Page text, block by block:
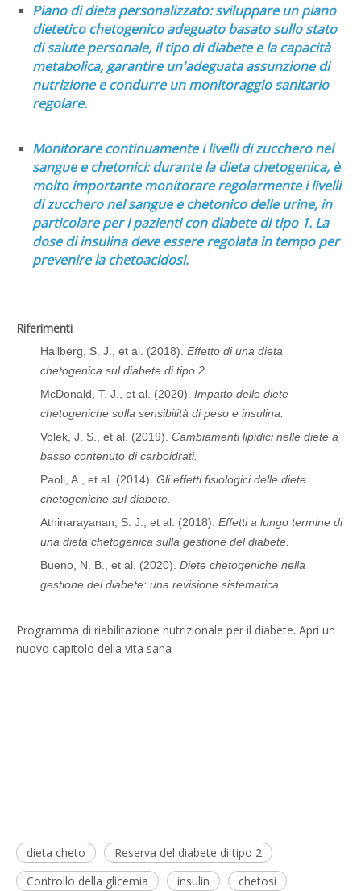
Piano di dieta personalizzato: sviluppare un piano
dietetico chetogenico adeguato basato sullo stato
di salute personale, il tipo di diabete e la capacità
metabolica, garantire un'adeguata assunzione di
nutrizione e condurre un monitoraggio sanitario
regolare.
Monitorare continuamente i livelli di zucchero nel
sangue e chetonici: durante la dieta chetogenica, è
molto importante monitorare regolarmente i livelli
di zucchero nel sangue e chetonico delle urine, in
particolare per i pazienti con diabete di tipo 1. La
dose di insulina deve essere regolata in tempo per
prevenire la chetoacidosi.
Riferimenti
Hallberg, S. J., et al. (2018). Effetto di una dieta
chetogenica sul diabete di tipo 2.
McDonald, T. J., et al. (2020). Impatto delle diete
chetogeniche sulla sensibilità di peso e insulina.
Volek, J. S., et al. (2019). Cambiamenti lipidici nelle diete a
basso contenuto di carboidrati.
Paoli, A., et al. (2014). Gli effetti fisiologici delle diete
chetogeniche sul diabete.
Athinarayanan, S. J., et al. (2018). Effetti a lungo termine di
una dieta chetogenica sulla gestione del diabete.
Bueno, N. B., et al. (2020). Diete chetogeniche nella
gestione del diabete: una revisione sistematica.
Programma di riabilitazione nutrizionale per il diabete. Apri un
nuovo capitolo della vita sana
dieta cheto
Reserva del diabete di tipo 2
Controllo della glicemia
insulin
chetosi